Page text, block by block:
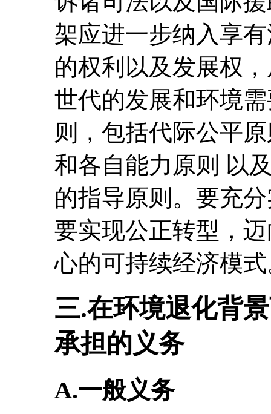
架应进一步纳入享
的权利以及发展权
世代的发展和环境
则，包括代际公平
和各自能力原则 以
的指导原则。要充
要实现公正转型，
心的可持续经济模
三.在环境退化背
承担的义务
A.一般义务